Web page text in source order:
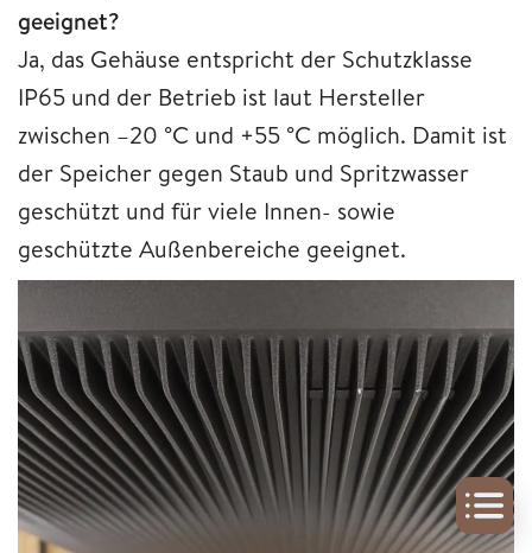
geeignet?
Ja, das Gehäuse entspricht der Schutzklasse
IP65 und der Betrieb ist laut Hersteller
zwischen –20 °C und +55 °C möglich. Damit ist
der Speicher gegen Staub und Spritzwasser
geschützt und für viele Innen- sowie
geschützte Außenbereiche geeignet.